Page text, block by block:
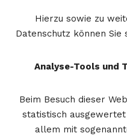
Hierzu sowie zu
Datenschutz können Sie
Analyse-Tools und
Beim Besuch dieser
statistisch
allem mit